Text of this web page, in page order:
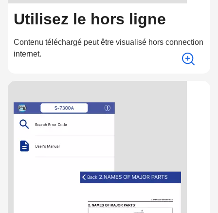
Utilisez le hors ligne
Contenu téléchargé peut être visualisé hors connection
internet.